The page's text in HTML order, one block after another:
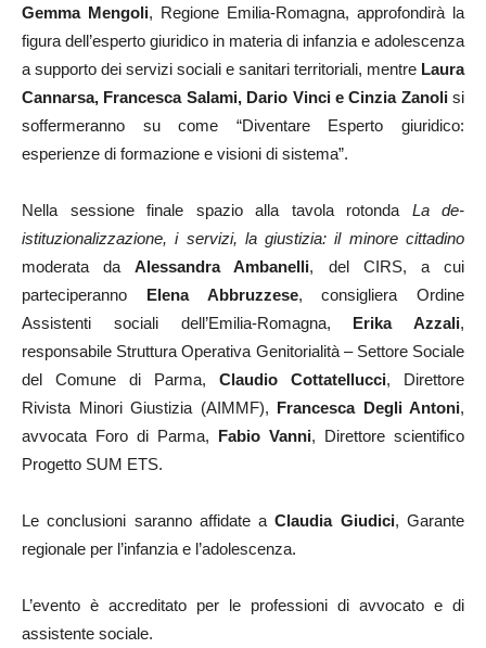
Gemma Mengoli, Regione Emilia-Romagna, approfondirà la
figura dell’esperto giuridico in materia di infanzia e adolescenza
a supporto dei servizi sociali e sanitari territoriali, mentre Laura
Cannarsa, Francesca Salami, Dario Vinci e Cinzia Zanoli si
soffermeranno su come “Diventare Esperto giuridico:
esperienze di formazione e visioni di sistema”.
Nella sessione finale spazio alla tavola rotonda La de-
istituzionalizzazione, i servizi, la giustizia: il minore cittadino
moderata daAlessandra Ambanelli, del CIRS, a cui
parteciperanno Elena Abbruzzese, consigliera Ordine
Assistenti sociali dell’Emilia-Romagna, Erika Azzali,
responsabile Struttura Operativa Genitorialità – Settore Sociale
del Comune di Parma, Claudio Cottatellucci, Direttore
Rivista Minori Giustizia (AIMMF), Francesca Degli Antoni,
avvocata Foro di Parma, Fabio Vanni, Direttore scientifico
Progetto SUM ETS.
Le conclusioni saranno affidate aClaudia Giudici, Garante
regionale per l’infanzia e l’adolescenza.
L’evento è accreditato per le professioni di avvocato e di
assistente sociale.